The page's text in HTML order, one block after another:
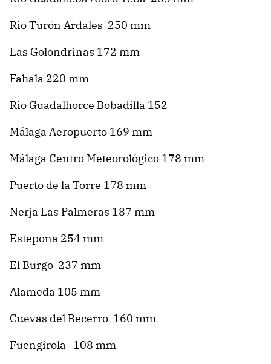
Rio Turón Ardales 250 mm
Las Golondrinas 172 mm
Fahala 220 mm
Rio Guadalhorce Bobadilla 152
Málaga Aeropuerto 169 mm
Málaga Centro Meteorológico 178 mm
Puerto de la Torre 178 mm
Nerja Las Palmeras 187 mm
Estepona 254 mm
El Burgo 237 mm
Alameda 105 mm
Cuevas del Becerro 160 mm
Fuengirola 108 mm